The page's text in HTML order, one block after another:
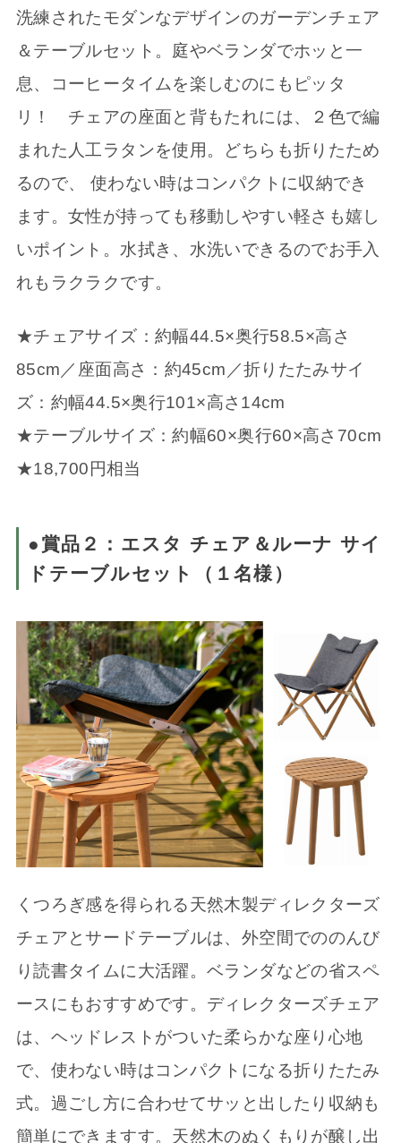
洗練されたモダンなデザインのガーデンチェア
＆テーブルセット。庭やベランダでホッと一
息、コーヒータイムを楽しむのにもピッタ
リ！ チェアの座面と背もたれには、２色で編
まれた人工ラタンを使用。どちらも折りたため
るので、 使わない時はコンパクトに収納でき
ます。女性が持っても移動しやすい軽さも嬉し
いポイント。水拭き、水洗いできるのでお手入
れもラクラクです。
★チェアサイズ：約幅44.5×奥行58.5×高さ
85cm／座面高さ：約45cm／折りたたみサイ
ズ：約幅44.5×奥行101×高さ14cm
★テーブルサイズ：約幅60×奥行60×高さ70cm
★18,700円相当
●賞品２：エスタ チェア＆ルーナ サイ
ドテーブルセット（１名様）
くつろぎ感を得られる天然木製ディレクターズ
チェアとサードテーブルは、外空間でののんび
り読書タイムに大活躍。ベランダなどの省スペ
ースにもおすすめです。ディレクターズチェア
は、ヘッドレストがついた柔らかな座り心地
で、使わない時はコンパクトになる折りたたみ
式。過ごし方に合わせてサッと出したり収納も
簡単にできますす。天然木のぬくもりが醸し出